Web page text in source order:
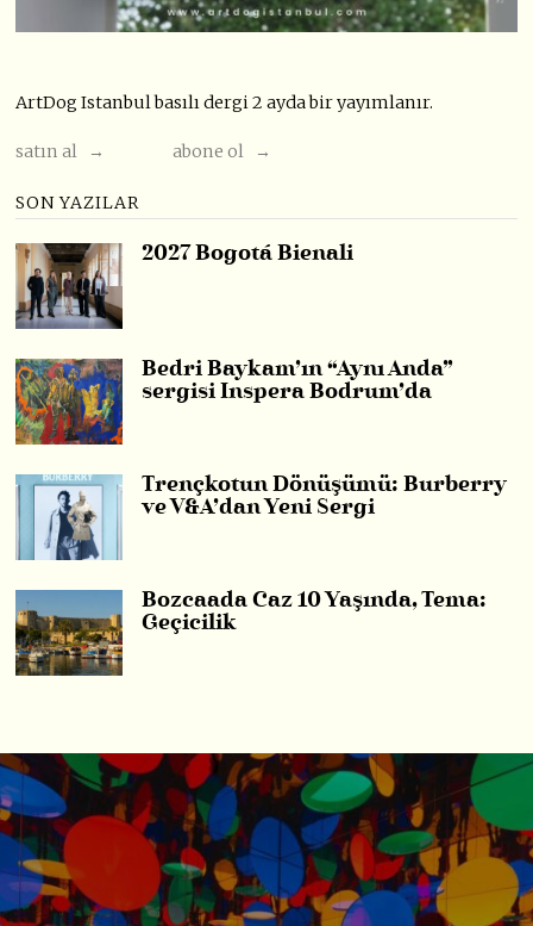
ArtDog Istanbul basılı dergi 2 ayda bir yayımlanır.
satın al → abone ol →
SON YAZILAR
2027 Bogotá Bienali
Bedri Baykam’ın “Aynı Anda”
sergisi Inspera Bodrum’da
Trençkotun Dönüşümü: Burberry
ve V&A’dan Yeni Sergi
Bozcaada Caz 10 Yaşında, Tema:
Geçicilik